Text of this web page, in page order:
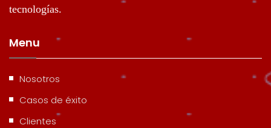
tecnologías.
Menu
Nosotros
Casos de éxito
Clientes